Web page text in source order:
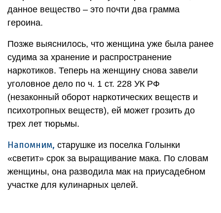
данное вещество – это почти два грамма
героина.
Позже выяснилось, что женщина уже была ранее
судима за хранение и распространение
наркотиков. Теперь на женщину снова завели
уголовное дело по ч. 1 ст. 228 УК РФ
(незаконный оборот наркотических веществ и
психотропных веществ), ей может грозить до
трех лет тюрьмы.
Напомним, старушке из поселка Голынки
«светит» срок за выращивание мака. По словам
женщины, она разводила мак на приусадебном
участке для кулинарных целей.